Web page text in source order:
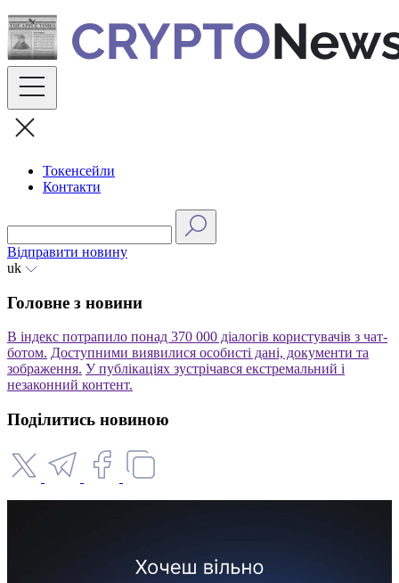
Skip
to
content
Токенсейли
Контакти
Відправити новину
uk
Головне з новини
В індекс потрапило понад 370 000 діалогів користувачів з чат-
ботом. Доступними виявилися особисті дані, документи та
зображення. У публікаціях зустрічався екстремальний і
незаконний контент.
Поділитись новиною